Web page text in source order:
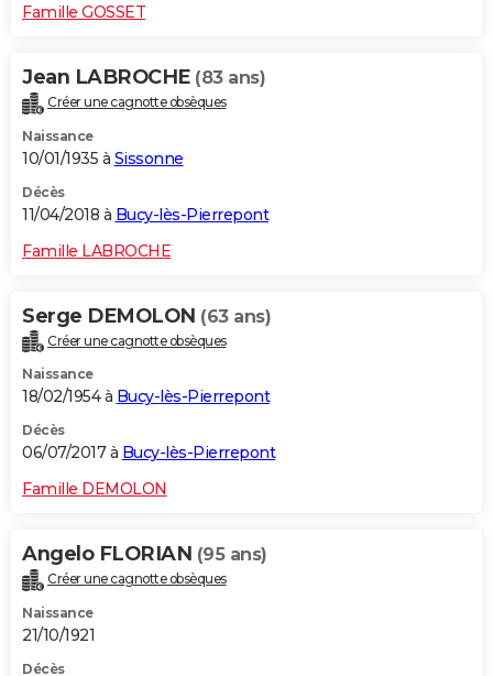
Famille GOSSET
Jean LABROCHE (83 ans)
Créer une cagnotte obsèques
Naissance
10/01/1935 à Sissonne
Décès
11/04/2018 à Bucy-lès-Pierrepont
Famille LABROCHE
Serge DEMOLON (63 ans)
Créer une cagnotte obsèques
Naissance
18/02/1954 à Bucy-lès-Pierrepont
Décès
06/07/2017 à Bucy-lès-Pierrepont
Famille DEMOLON
Angelo FLORIAN (95 ans)
Créer une cagnotte obsèques
Naissance
21/10/1921
Décès